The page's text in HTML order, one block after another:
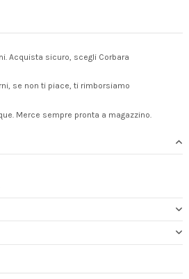
Acquista sicuro, scegli Corbara
se non ti piace, ti rimborsiamo
Merce sempre pronta a magazzino.